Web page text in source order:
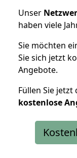
Unser
haben viele
Sie möchten
Sie sich jetzt
Angebote.
Füllen Sie
kostenlose